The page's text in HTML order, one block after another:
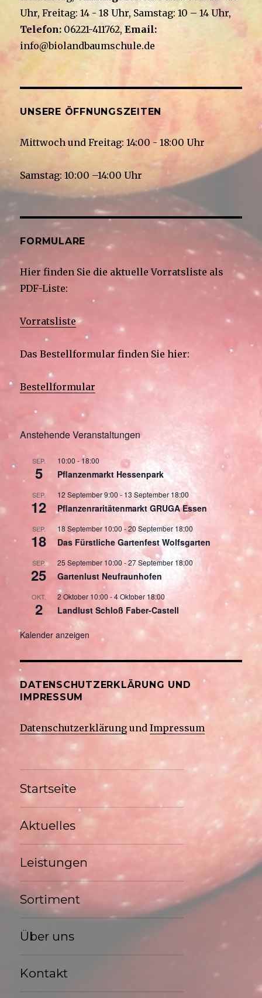
Uhr, Freitag: 14 - 18 Uhr, Samstag: 10 – 14 Uhr,
Telefon: 06221-411762,Email:
info@biolandbaumschule.de
UNSERE ÖFFNUNGSZEITEN
Mittwoch und Freitag: 14:00 - 18:00 Uhr
Samstag: 10:00 –14:00 Uhr
FORMULARE
Hier finden Sie die aktuelle Vorratsliste als
PDF-Liste:
Vorratsliste
Das Bestellformular finden Sie hier:
Bestellformular
Anstehende Veranstaltungen
SEP.
5
10:00 - 18:00
Pflanzenmarkt Hessenpark
SEP.
12
12 September 9:00 - 13 September 18:00
Pflanzenraritätenmarkt GRUGA Essen
SEP.
18
18 September 10:00 -20 September 18:00
Das Fürstliche Gartenfest Wolfsgarten
SEP.
25
25 September 10:00 -27 September 18:00
Gartenlust Neufraunhofen
OKT.
2
2 Oktober 10:00 -4 Oktober 18:00
Landlust Schloß Faber-Castell
Kalender anzeigen
DATENSCHUTZERKLÄRUNG UND
IMPRESSUM
Datenschutzerklärung undImpressum
Startseite
Aktuelles
Leistungen
Sortiment
Über uns
Kontakt